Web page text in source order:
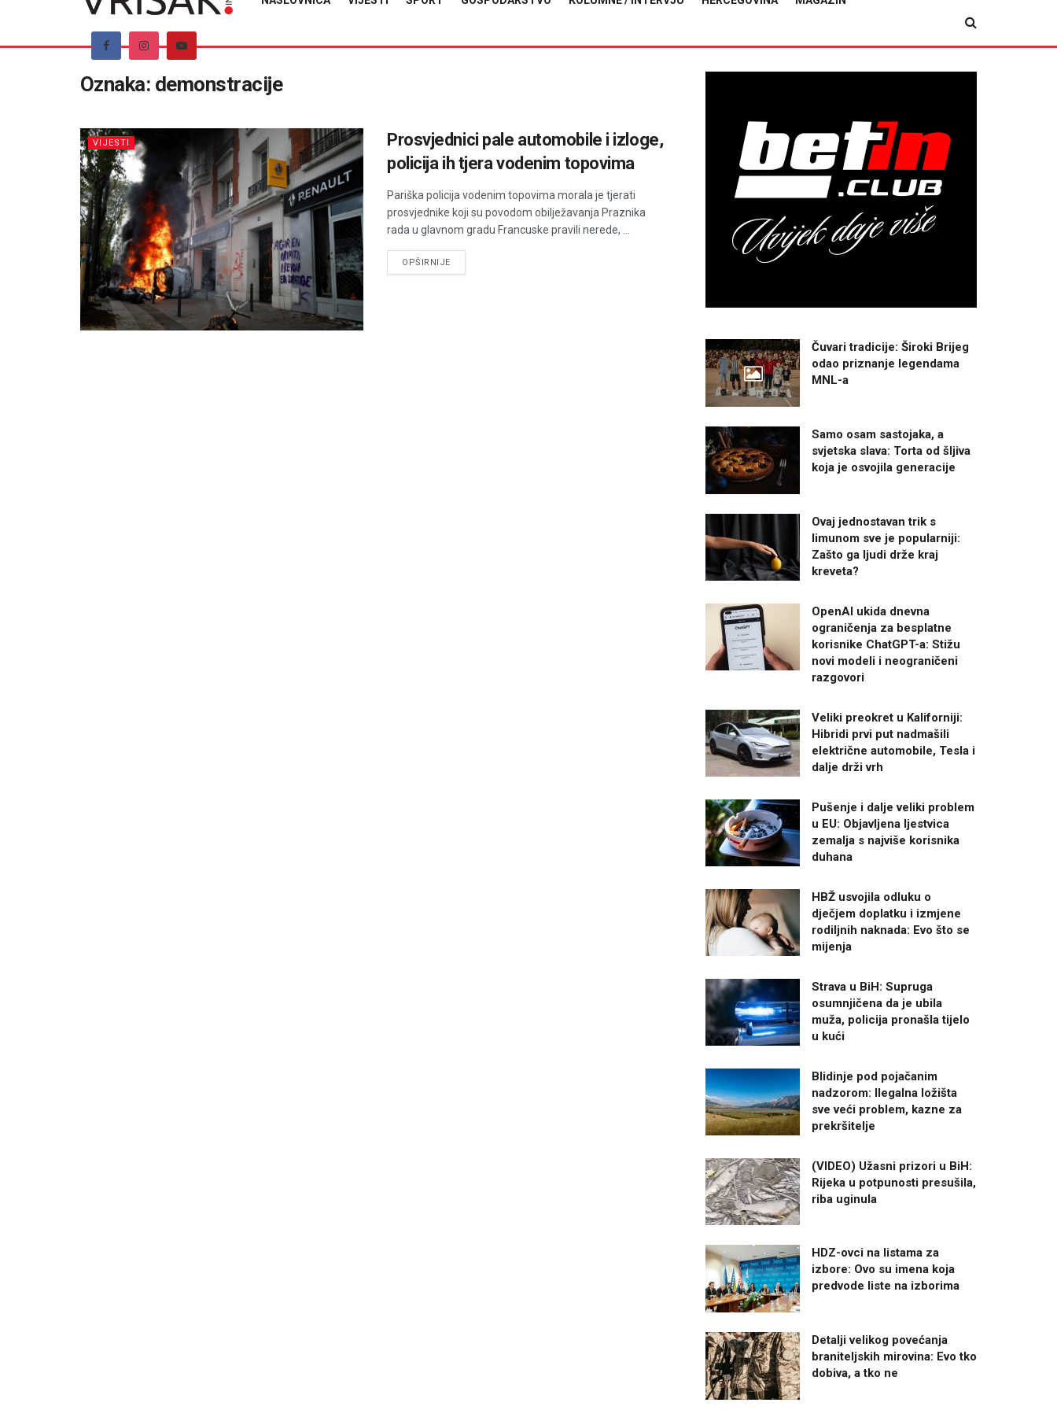
Oznaka: demonstracije
VIJESTI
Prosvjednici pale automobile i izloge,
policija ih tjera vodenim topovima
Pariška policija vodenim topovima morala je tjerati
prosvjednike koji su povodom obilježavanja Praznika
rada u glavnom gradu Francuske pravili nerede, ...
OPŠIRNIJEDETAILS
Čuvari tradicije: Široki Brijeg
odao priznanje legendama
MNL-a
Samo osam sastojaka, a
svjetska slava: Torta od šljiva
koja je osvojila generacije
Ovaj jednostavan trik s
limunom sve je popularniji:
Zašto ga ljudi drže kraj
kreveta?
OpenAI ukida dnevna
ograničenja za besplatne
korisnike ChatGPT-a: Stižu
novi modeli i neograničeni
razgovori
Veliki preokret u Kaliforniji:
Hibridi prvi put nadmašili
električne automobile, Tesla i
dalje drži vrh
Pušenje i dalje veliki problem
u EU: Objavljena ljestvica
zemalja s najviše korisnika
duhana
HBŽ usvojila odluku o
dječjem doplatku i izmjene
rodiljnih naknada: Evo što se
mijenja
Strava u BiH: Supruga
osumnjičena da je ubila
muža, policija pronašla tijelo
u kući
Blidinje pod pojačanim
nadzorom: Ilegalna ložišta
sve veći problem, kazne za
prekršitelje
(VIDEO) Užasni prizori u BiH:
Rijeka u potpunosti presušila,
riba uginula
HDZ-ovci na listama za
izbore: Ovo su imena koja
predvode liste na izborima
Detalji velikog povećanja
braniteljskih mirovina: Evo tko
dobiva, a tko ne